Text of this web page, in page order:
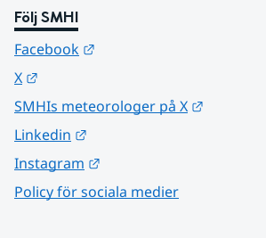
Följ SMHI
Facebook
X
SMHIs meteorologer på X
Linkedin
Instagram
Policy för sociala medier